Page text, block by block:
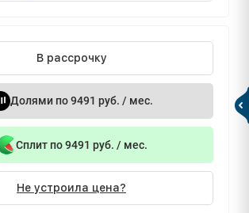
В рассрочку
Долями по 9491 руб. / мес.
Сплит по 9491 руб. / мес.
Не устроила цена?